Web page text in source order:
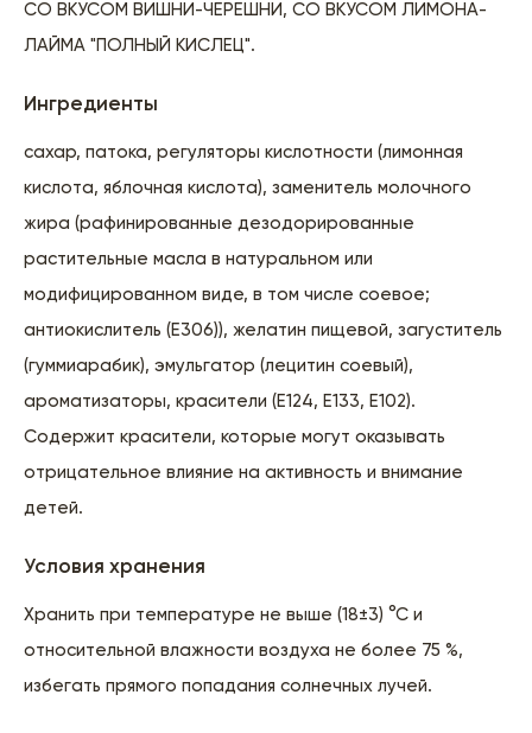
СО ВКУСОМ ВИШНИ-ЧЕРЕШНИ, СО ВКУСОМ ЛИМОНА-
ЛАЙМА "ПОЛНЫЙ КИСЛЕЦ".
Ингредиенты
сахар, патока, регуляторы кислотности (лимонная
кислота, яблочная кислота), заменитель молочного
жира (рафинированные дезодорированные
растительные масла в натуральном или
модифицированном виде, в том числе соевое;
антиокислитель (Е306)), желатин пищевой, загуститель
(гуммиарабик), эмульгатор (лецитин соевый),
ароматизаторы, красители (Е124, Е133, Е102).
Содержит красители, которые могут оказывать
отрицательное влияние на активность и внимание
детей.
Условия хранения
Хранить при температуре не выше (18±3) °С и
относительной влажности воздуха не более 75 %,
избегать прямого попадания солнечных лучей.